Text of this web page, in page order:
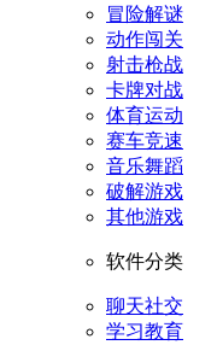
冒险解谜
动作闯关
射击枪战
卡牌对战
体育运动
赛车竞速
音乐舞蹈
破解游戏
其他游戏
软件分类
聊天社交
学习教育